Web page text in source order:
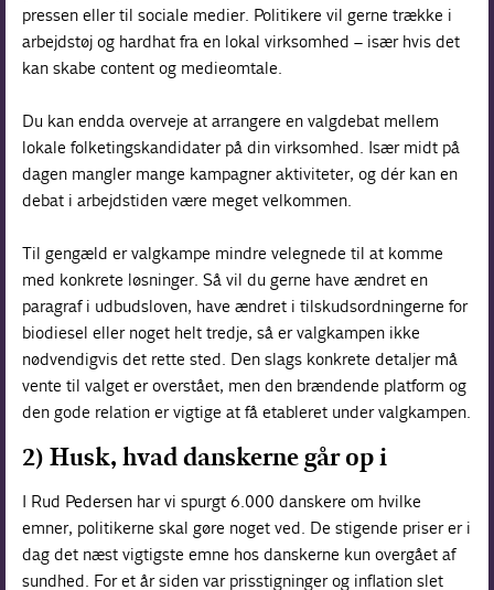
pressen eller til sociale medier. Politikere vil gerne trække i
arbejdstøj og hardhat fra en lokal virksomhed – især hvis det
kan skabe content og medieomtale.
Du kan endda overveje at arrangere en valgdebat mellem
lokale folketingskandidater på din virksomhed. Især midt på
dagen mangler mange kampagner aktiviteter, og dér kan en
debat i arbejdstiden være meget velkommen.
Til gengæld er valgkampe mindre velegnede til at komme
med konkrete løsninger. Så vil du gerne have ændret en
paragraf i udbudsloven, have ændret i tilskudsordningerne for
biodiesel eller noget helt tredje, så er valgkampen ikke
nødvendigvis det rette sted. Den slags konkrete detaljer må
vente til valget er overstået, men den brændende platform og
den gode relation er vigtige at få etableret under valgkampen.
2) Husk, hvad danskerne går op i
I Rud Pedersen har vi spurgt 6.000 danskere om hvilke
emner, politikerne skal gøre noget ved. De stigende priser er i
dag det næst vigtigste emne hos danskerne kun overgået af
sundhed. For et år siden var prisstigninger og inflation slet